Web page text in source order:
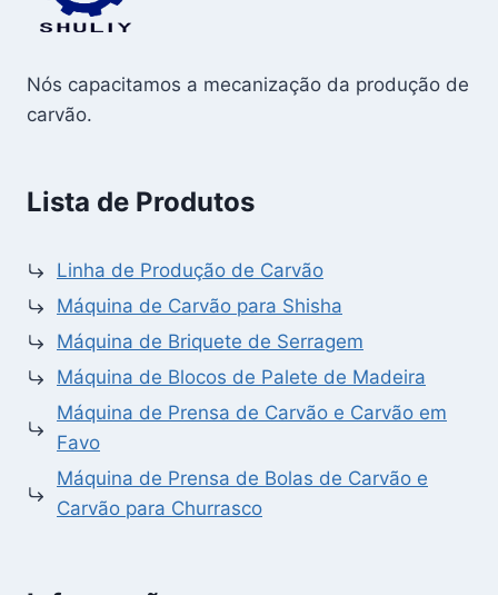
Nós capacitamos a mecanização da produção de
carvão.
Lista de Produtos
Linha de Produção de Carvão
Máquina de Carvão para Shisha
Máquina de Briquete de Serragem
Máquina de Blocos de Palete de Madeira
Máquina de Prensa de Carvão e Carvão em
Favo
Máquina de Prensa de Bolas de Carvão e
Carvão para Churrasco